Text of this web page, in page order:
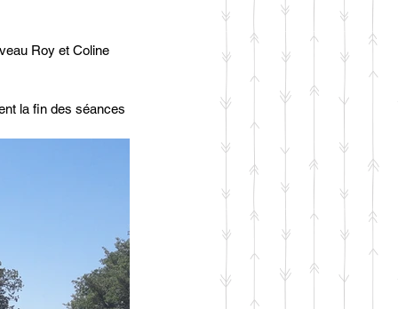
Roy et Coline
la fin des séances